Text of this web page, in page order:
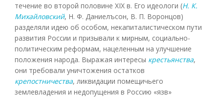
течение во второй половине XIX в. Его идеологи (Н. К.
Михайловский, Н. Ф. Даниелъсон, В. П. Воронцов)
разделяли идею об особом, некапиталистическом пути
развития России и призывали к мирным, социально-
политическим реформам, нацеленным на улучшение
положения народа. Выражая интересы крестьянства,
они требовали уничтожения остатков
крепостничества, ликвидации помещичьего
землевладения и недопущения в Россию «язв»